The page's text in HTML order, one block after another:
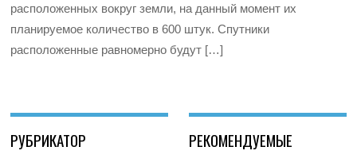
расположенных вокруг земли, на данный момент их
планируемое количество в 600 штук. Спутники
расположенные равномерно будут […]
РУБРИКАТОР РЕКОМЕНДУЕМЫЕ